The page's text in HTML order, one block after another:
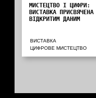
МИСТЕЦТВО І ЦИФРИ:
ВИСТАВКА ПРИСВЯЧЕНА
ВІДКРИТИМ ДАНИМ
ВИСТАВКА
ЦИФРОВЕ МИСТЕЦТВО